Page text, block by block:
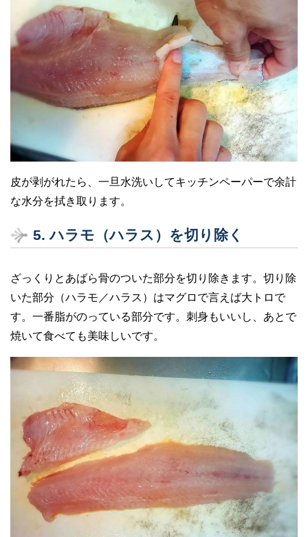
皮が剥がれたら、一旦水洗いしてキッチンペーパーで余計
な水分を拭き取ります。
5. ハラモ（ハラス）を切り除く
ざっくりとあばら骨のついた部分を切り除きます。切り除
いた部分（ハラモ／ハラス）はマグロで言えば大トロで
す。一番脂がのっている部分です。刺身もいいし、あとで
焼いて食べても美味しいです。